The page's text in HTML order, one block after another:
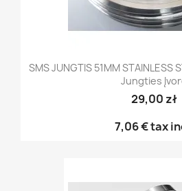
SMS JUNGTIS 51MM STAINLESS
Jungties
29,00 zł
7,06 €tax